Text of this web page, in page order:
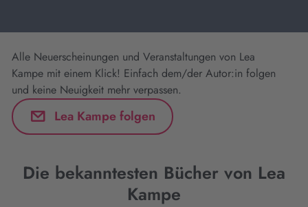
Alle Neuerscheinungen und Veranstaltungen von Lea
Kampe mit einem Klick! Einfach dem/der Autor:in folgen
und keine Neuigkeit mehr verpassen.
Lea Kampe folgen
Die bekanntesten Bücher von Lea
Kampe